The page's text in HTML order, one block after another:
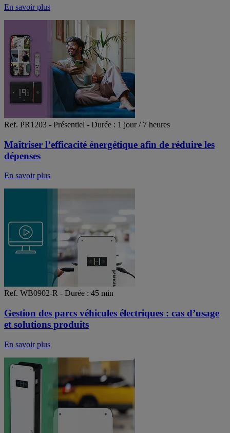
En savoir plus
Ref. PR1203 - Présentiel - Durée : 1 jour / 7 heures
Maîtriser l’efficacité énergétique afin de réduire les
dépenses
En savoir plus
Ref. WB0902-R - Durée : 45 min
Gestion des parcs véhicules électriques : cas d’usage
et solutions produits
En savoir plus